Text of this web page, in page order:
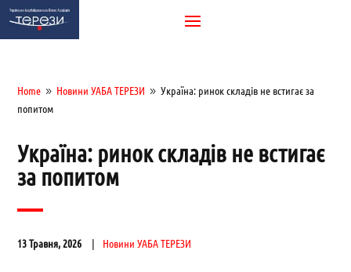
Home 9 Новини УАБА ТЕРЕЗИ 9 Україна: ринок складів не встигає за
попитом
Україна: ринок складів не встигає
за попитом
13 Травня, 2026 Новини УАБА ТЕРЕЗИ